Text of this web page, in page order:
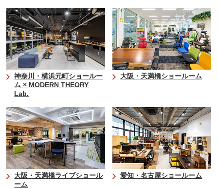
神奈川・横浜元町ショールー
ム × MODERN THEORY
Lab.
大阪・天満橋ショールーム
大阪・天満橋ライブショール
ーム
愛知・名古屋ショールーム